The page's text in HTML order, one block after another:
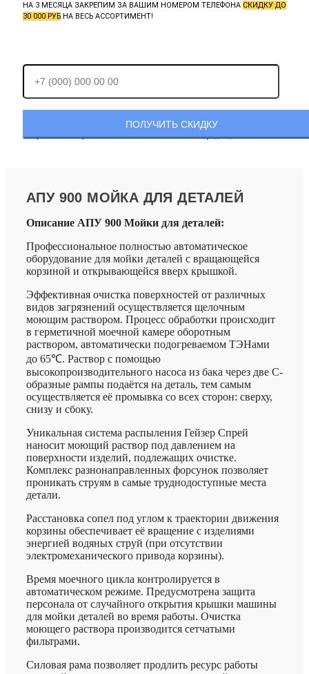
НА 3 МЕСЯЦА ЗАКРЕПИМ ЗА ВАШИМ НОМЕРОМ ТЕЛЕФОНА СКИДКУ ДО
30 000 РУБ НА ВЕСЬ АССОРТИМЕНТ!
Отправляя заявку, Вы соглашаетесь сполитикой конфиденциальности.
АПУ 900 МОЙКА ДЛЯ ДЕТАЛЕЙ
Описание АПУ 900 Мойки для деталей:
Профессиональное полностью автоматическое
оборудование для мойки деталей с вращающейся
корзиной и открывающейся вверх крышкой.
Эффективная очистка поверхностей от различных
видов загрязнений осуществляется щелочным
моющим раствором. Процесс обработки происходит
в герметичной моечной камере оборотным
раствором, автоматически подогреваемом ТЭНами
до 65℃. Раствор с помощью
высокопроизводительного насоса из бака через две С-
образные рампы подаётся на деталь, тем самым
осуществляется её промывка со всех сторон: сверху,
снизу и сбоку.
Уникальная система распыления Гейзер Спрей
наносит моющий раствор под давлением на
поверхности изделий, подлежащих очистке.
Комплекс разнонаправленных форсунок позволяет
проникать струям в самые труднодоступные места
детали.
Расстановка сопел под углом к траектории движения
корзины обеспечивает её вращение с изделиями
энергией водяных струй (при отсутствии
электромеханического привода корзины).
Время моечного цикла контролируется в
автоматическом режиме. Предусмотрена защита
персонала от случайного открытия крышки машины
для мойки деталей во время работы. Очистка
моющего раствора производится сетчатыми
фильтрами.
Силовая рама позволяет продлить ресурс работы